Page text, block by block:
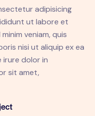
adipisicing
ut labore et
veniam, quis
nisi ut aliquip ex ea
irure dolor in
sit amet,